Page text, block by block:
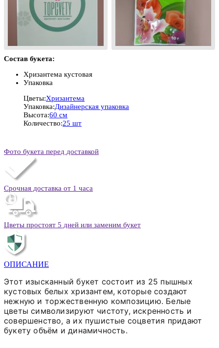
Состав букета:
Хризантема кустовая
Упаковка
Цветы:Хризантема
Упаковка:Дизайнерская упаковка
Высота:60 см
Количество:25 шт
Фото букета перед доставкой
Срочная доставка от 1 часа
Цветы простоят 5 дней или заменим букет
ОПИСАНИЕ
Этот изысканный букет состоит из 25 пышных
кустовых белых хризантем, которые создают
нежную и торжественную композицию. Белые
цветы символизируют чистоту, искренность и
совершенство, а их пушистые соцветия придают
букету объём и динамичность.